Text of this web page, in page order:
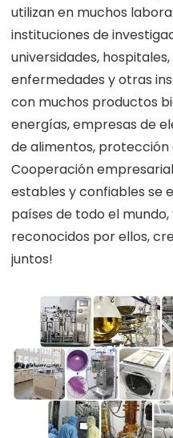
utilizan en muchos
instituciones de
universidades,
enfermedades y otras
con muchos productos
energías, empresas de
de alimentos,
Cooperación
estables y confiables se
países de todo el
reconocidos por ellos,
juntos!